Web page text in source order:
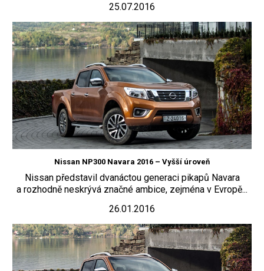
25.07.2016
Nissan NP300 Navara 2016 – Vyšší úroveň
Nissan představil dvanáctou generaci pikapů Navara
a rozhodně neskrývá značné ambice, zejména v Evropě...
26.01.2016